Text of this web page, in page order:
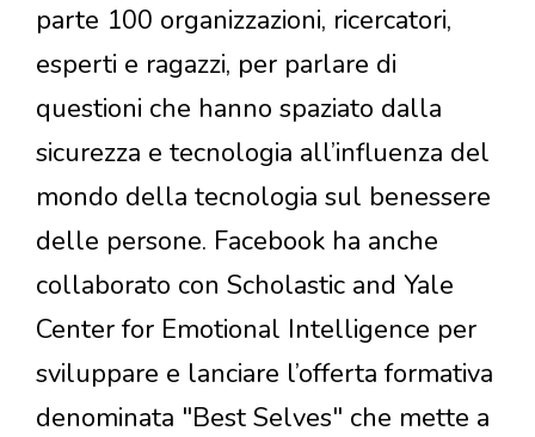
parte 100 organizzazioni, ricercatori,
esperti e ragazzi, per parlare di
questioni che hanno spaziato dalla
sicurezza e tecnologia all’influenza del
mondo della tecnologia sul benessere
delle persone. Facebook ha anche
collaborato con Scholastic and Yale
Center for Emotional Intelligence per
sviluppare e lanciare l’offerta formativa
denominata "Best Selves" che mette a